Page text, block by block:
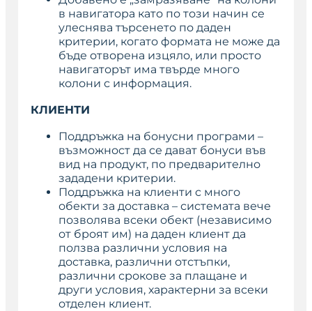
в навигатора като по този начин се
улеснява търсенето по даден
критерии, когато формата не може да
бъде отворена изцяло, или просто
навигаторът има твърде много
колони с информация.
КЛИЕНТИ
Поддръжка на бонусни програми –
възможност да се дават бонуси във
вид на продукт, по предварително
зададени критерии.
Поддръжка на клиенти с много
обекти за доставка – системата вече
позволява всеки обект (независимо
от броят им) на даден клиент да
ползва различни условия на
доставка, различни отстъпки,
различни срокове за плащане и
други условия, характерни за всеки
отделен клиент.